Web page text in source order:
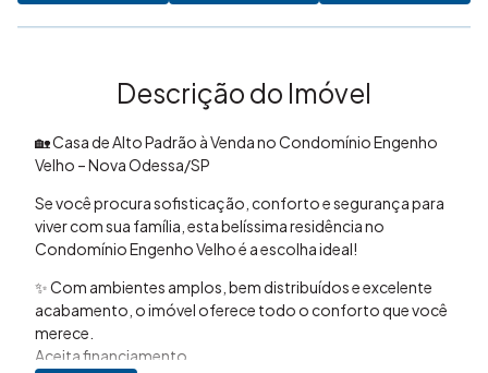
Descrição do Imóvel
🏡 Casa de Alto Padrão à Venda no Condomínio Engenho
Velho – Nova Odessa/SP
Se você procura sofisticação, conforto e segurança para
viver com sua família, esta belíssima residência no
Condomínio Engenho Velho é a escolha ideal!
✨ Com ambientes amplos, bem distribuídos e excelente
acabamento, o imóvel oferece todo o conforto que você
merece.
Aceita financiamento.